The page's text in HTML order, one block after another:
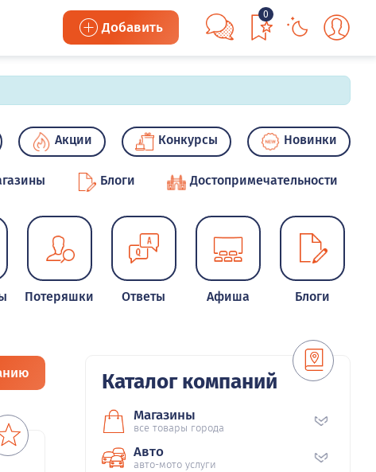
Добавить
0
Акции Конкурсы Новинки
Блоги Достопримечательности
Потеряшки Ответы Афиша Блоги
Каталог компаний
Магазины
все товары города
Авто
авто-мото услуги